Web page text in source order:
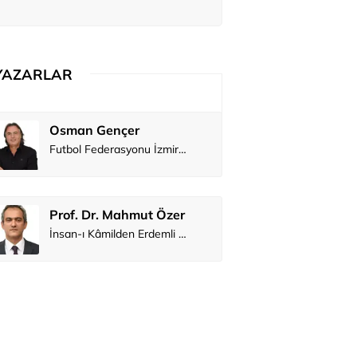
Osman Gençer
Futbol Federasyonu İzmirspor’u dinler mi?
Prof. Dr. Mahmut Özer
İnsan-ı Kâmilden Erdemli Şehre: İslam Düşüncesinde Adalet-II